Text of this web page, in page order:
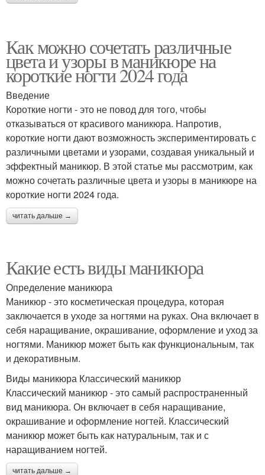
Как можно сочетать различные
цвета и узоры в маникюре на
короткие ногти 2024 года
Введение
Короткие ногти - это не повод для того, чтобы
отказываться от красивого маникюра. Напротив,
короткие ногти дают возможность экспериментировать с
различными цветами и узорами, создавая уникальный и
эффектный маникюр. В этой статье мы рассмотрим, как
можно сочетать различные цвета и узоры в маникюре на
короткие ногти 2024 года.
читать дальше →
Какие есть виды маникюра
Определение маникюра
Маникюр - это косметическая процедура, которая
заключается в уходе за ногтями на руках. Она включает в
себя наращивание, окрашивание, оформление и уход за
ногтями. Маникюр может быть как функциональным, так
и декоративным.
Виды маникюра Классический маникюр
Классический маникюр - это самый распространенный
вид маникюра. Он включает в себя наращивание,
окрашивание и оформление ногтей. Классический
маникюр может быть как натуральным, так и с
наращиванием ногтей.
читать дальше →